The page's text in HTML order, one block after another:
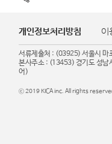
개인정보처리방침 이
서류제출처 : (03925) 서울시 마
본사주소 : (13453) 경기도 성남
어)
ⓒ 2019 KICA inc. All rights